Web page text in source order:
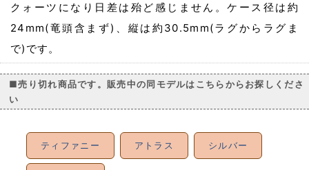
クォーツになり日差は殆ど感じません。ケース径は約
24mm(竜頭含まず)、縦は約30.5mm(ラグからラグま
で)です。
■売り切れ商品です。販売中の同モデルはこちらからお探しくださ
い
ティファニー アトラス シルバー